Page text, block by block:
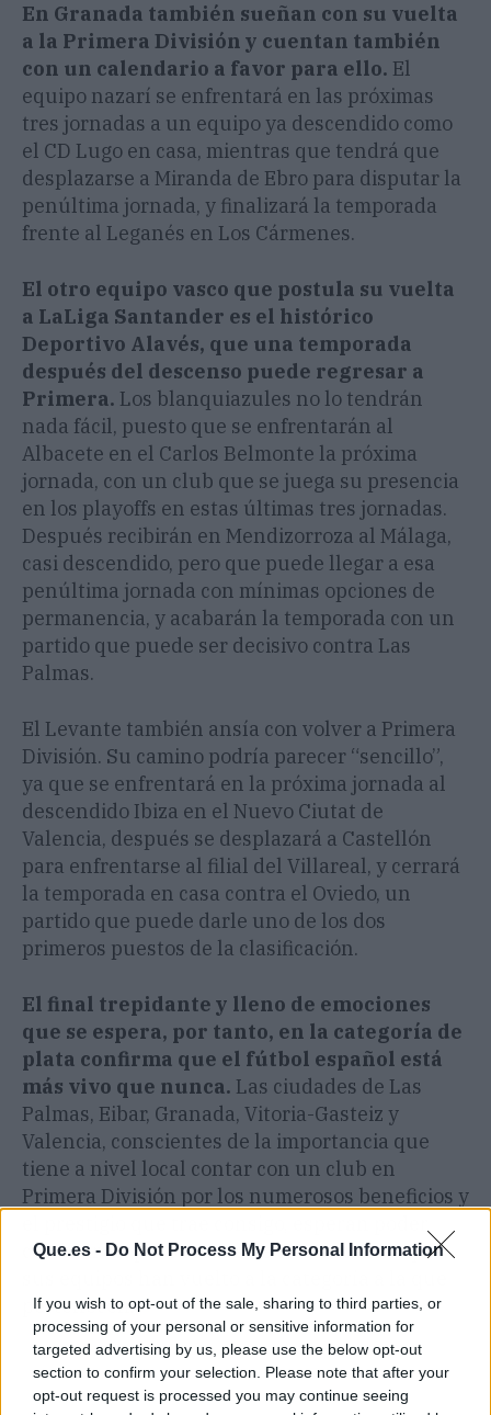
Que.es - Do Not Process My Personal Information
If you wish to opt-out of the sale, sharing to third parties, or
processing of your personal or sensitive information for
targeted advertising by us, please use the below opt-out
section to confirm your selection. Please note that after your
opt-out request is processed you may continue seeing
En Granada también sueñan con su vuelta
a la Primera División y cuentan también
con un calendario a favor para ello. El
equipo nazarí se enfrentará en las próximas
tres jornadas a un equipo ya descendido como
el CD Lugo en casa, mientras que tendrá que
desplazarse a Miranda de Ebro para disputar la
penúltima jornada, y finalizará la temporada
frente al Leganés en Los Cármenes.
El otro equipo vasco que postula su vuelta
a LaLiga Santander es el histórico
Deportivo Alavés, que una temporada
después del descenso puede regresar a
Primera. Los blanquiazules no lo tendrán
nada fácil, puesto que se enfrentarán al
Albacete en el Carlos Belmonte la próxima
jornada, con un club que se juega su presencia
en los playoffs en estas últimas tres jornadas.
Después recibirán en Mendizorroza al Málaga,
casi descendido, pero que puede llegar a esa
penúltima jornada con mínimas opciones de
permanencia, y acabarán la temporada con un
partido que puede ser decisivo contra Las
Palmas.
El Levante también ansía con volver a Primera
División. Su camino podría parecer “sencillo”,
ya que se enfrentará en la próxima jornada al
descendido Ibiza en el Nuevo Ciutat de
Valencia, después se desplazará a Castellón
para enfrentarse al filial del Villareal, y cerrará
la temporada en casa contra el Oviedo, un
partido que puede darle uno de los dos
primeros puestos de la clasificación.
El final trepidante y lleno de emociones
que se espera, por tanto, en la categoría de
plata confirma que el fútbol español está
más vivo que nunca. Las ciudades de Las
Palmas, Eibar, Granada, Vitoria-Gasteiz y
Valencia, conscientes de la importancia que
tiene a nivel local contar con un club en
Primera División por los numerosos beneficios y
celebrar en poco menos de tres semanas que
pertenecen.